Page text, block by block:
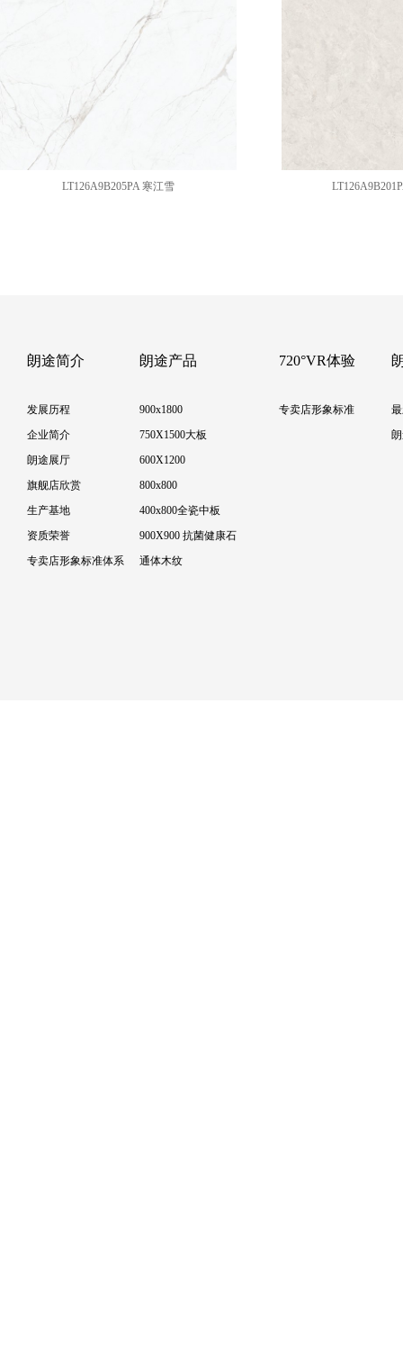
LT126A9B205PA 寒江雪
朗途简介
发展历程
企业简介
朗途展厅
旗舰店欣赏
生产基地
资质荣誉
专卖店形象标准体系
朗途产品
900x1800
750X1500大板
600X1200
800x800
400x800全瓷中板
900X900 抗菌健康石
通体木纹
720°VR体验
专卖店形象标准